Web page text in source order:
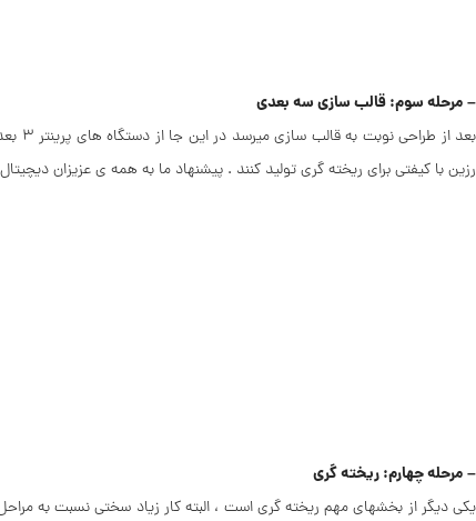
– مرحله سوم: قالب سازی سه بعدی
رزین با کیفتی برای ریخته گری تولید کنند . پیشنهاد ما به همه ی عزیزان
– مرحله چهارم: ریخته گری
یکی دیگر از بخشهای مهم ریخته گری است ، البته کار زیاد سختی نسبت به